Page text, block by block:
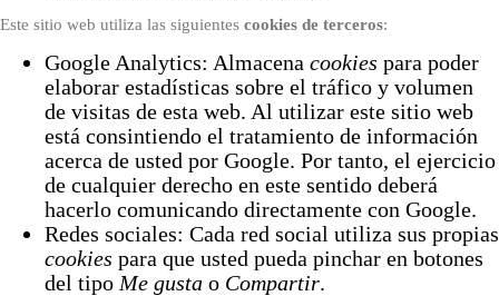
Este sitio web utiliza las siguientes cookies de terceros:
Google Analytics: Almacena cookies para poder
elaborar estadísticas sobre el tráfico y volumen
de visitas de esta web. Al utilizar este sitio web
está consintiendo el tratamiento de información
acerca de usted por Google. Por tanto, el ejercicio
de cualquier derecho en este sentido deberá
hacerlo comunicando directamente con Google.
Redes sociales: Cada red social utiliza sus propias
cookies para que usted pueda pinchar en botones
del tipo Me gusta o Compartir.